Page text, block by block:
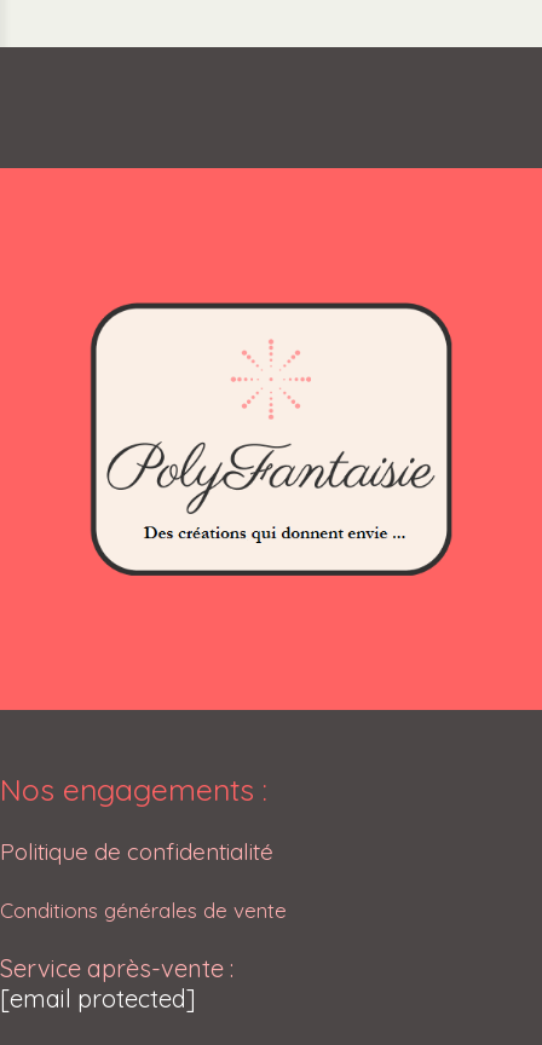
Nos engagements :
Politique de confidentialité
Conditions générales de vente
Service après-vente :
[email protected]